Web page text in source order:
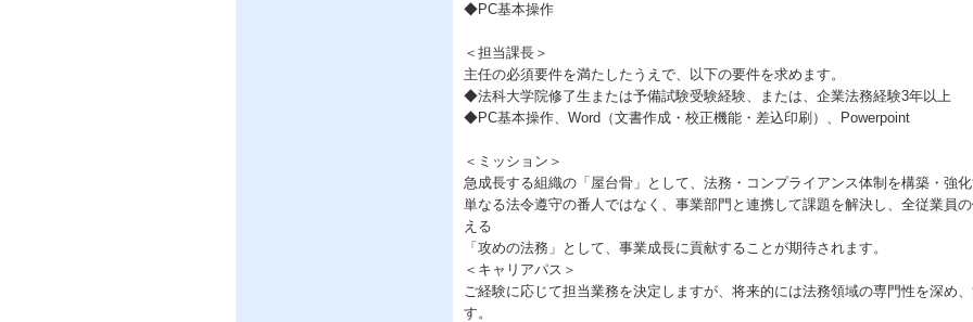
◆PC基本操作
＜担当課長＞
主任の必須要件を満たしたうえで、以下の要件を求めます。
◆法科大学院修了生または予備試験受験経験、または、企業法務経験3年以上
◆PC基本操作、Word（文書作成・校正機能・差込印刷）、Powerpoint
＜ミッション＞
急成長する組織の「屋台骨」として、法務・コンプライアンス体制を構築・強
単なる法令遵守の番人ではなく、事業部門と連携して課題を解決し、全従業員
える
「攻めの法務」として、事業成長に貢献することが期待されます。
＜キャリアパス＞
ご経験に応じて担当業務を決定しますが、将来的には法務領域の専門性を深め
す。